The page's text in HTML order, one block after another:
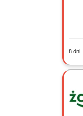
8 dni